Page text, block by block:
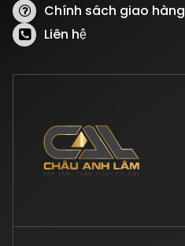
Chính sách giao hàng
Liên hệ